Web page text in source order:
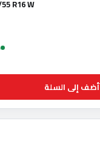
R16 W
أضف إلى السلة